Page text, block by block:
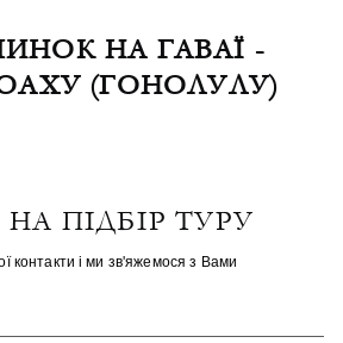
НА ГАВАЇ -
(ГОНОЛУЛУ)
ПІДБІР ТУРУ
контакти і ми зв'яжемося з Вами